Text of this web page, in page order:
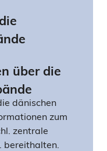
über die
dänischen
zum
zentrale
bereithalten.